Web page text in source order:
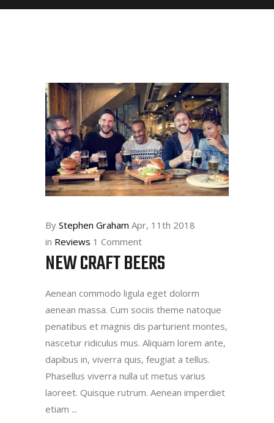
By Stephen Graham Apr, 11th 2018
in Reviews 1 Comment
NEW CRAFT BEERS
Aenean commodo ligula eget dolorm
aenean massa. Cum sociis theme natoque
penatibus et magnis dis parturient montes,
nascetur ridiculus mus. Aliquam lorem ante,
dapibus in, viverra quis, feugiat a tellus.
Phasellus viverra nulla ut metus varius
laoreet. Quisque rutrum. Aenean imperdiet
etiam